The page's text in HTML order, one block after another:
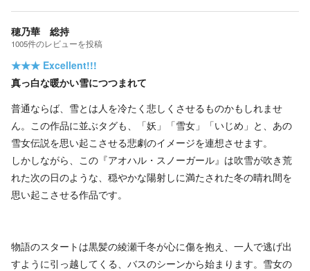
穂乃華 総持
1005件のレビューを投稿
★★★ Excellent!!!
真っ白な暖かい雪につつまれて
普通ならば、雪とは人を冷たく悲しくさせるものかもしれませ
ん。この作品に並ぶタグも、「妖」「雪女」「いじめ」と、あの
雪女伝説を思い起こさせる悲劇のイメージを連想させます。
しかしながら、この『アオハル・スノーガール』は吹雪が吹き荒
れた次の日のような、穏やかな陽射しに満たされた冬の晴れ間を
思い起こさせる作品です。
物語のスタートは黒髪の綾瀬千冬が心に傷を抱え、一人で逃げ出
すように引っ越してくる、バスのシーンから始まります。雪女の